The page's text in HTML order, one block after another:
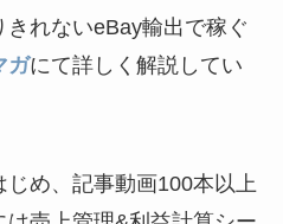
れないeBay輸出で稼ぐ
ガにて詳しく解説してい
め、記事動画100本以上